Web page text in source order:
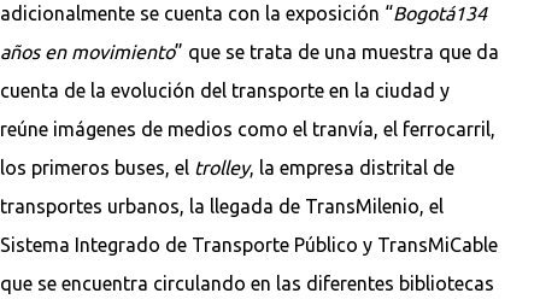
adicionalmente se cuenta con la exposición “Bogotá134
años en movimiento” que se trata de una muestra que da
cuenta de la evolución del transporte en la ciudad y
reúne imágenes de medios como el tranvía, el ferrocarril,
los primeros buses, el trolley, la empresa distrital de
transportes urbanos, la llegada de TransMilenio, el
Sistema Integrado de Transporte Público y TransMiCable
que se encuentra circulando en las diferentes bibliotecas